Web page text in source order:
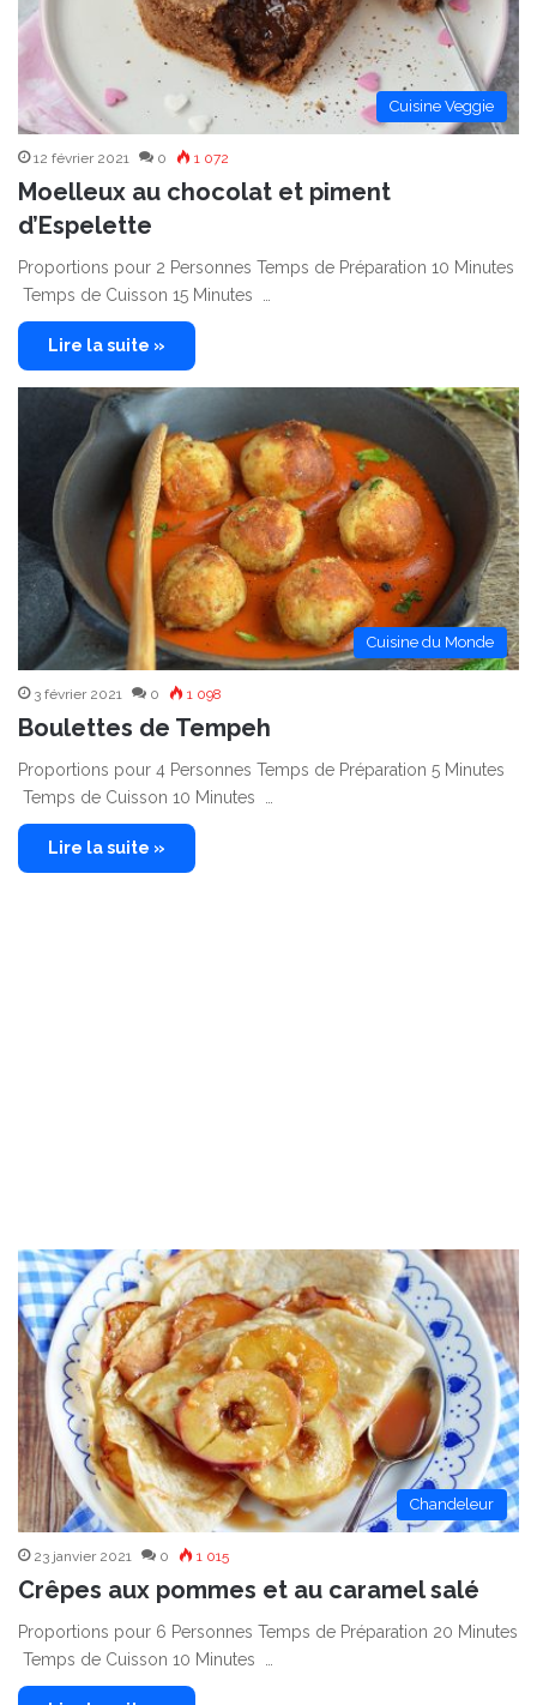
Cuisine Veggie
12 février 2021 0 1 072
Moelleux au chocolat et piment
d’Espelette
Proportions pour 2 Personnes Temps de Préparation 10 Minutes
Temps de Cuisson 15 Minutes …
Lire la suite »
Cuisine du Monde
3 février 2021 0 1 098
Boulettes de Tempeh
Proportions pour 4 Personnes Temps de Préparation 5 Minutes
Temps de Cuisson 10 Minutes …
Lire la suite »
Chandeleur
23 janvier 2021 0 1 015
Crêpes aux pommes et au caramel salé
Proportions pour 6 Personnes Temps de Préparation 20 Minutes
Temps de Cuisson 10 Minutes …